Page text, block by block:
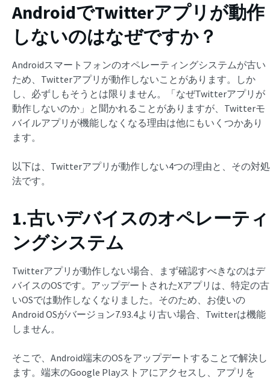
AndroidでTwitterアプリが動作
しないのはなぜですか？
Androidスマートフォンのオペレーティングシステムが古い
ため、Twitterアプリが動作しないことがあります。しか
し、必ずしもそうとは限りません。「なぜTwitterアプリが
動作しないのか」と聞かれることがありますが、Twitterモ
バイルアプリが機能しなくなる理由は他にもいくつかあり
ます。
以下は、Twitterアプリが動作しない4つの理由と、その対処
法です。
1.古いデバイスのオペレーティ
ングシステム
Twitterアプリが動作しない場合、まず確認すべきなのはデ
バイスのOSです。アップデートされたXアプリは、特定の古
いOSでは動作しなくなりました。そのため、お使いの
Android OSがバージョン7.93.4より古い場合、Twitterは機能
しません。
そこで、Android端末のOSをアップデートすることで解決し
ます。端末のGoogle Playストアにアクセスし、アプリを